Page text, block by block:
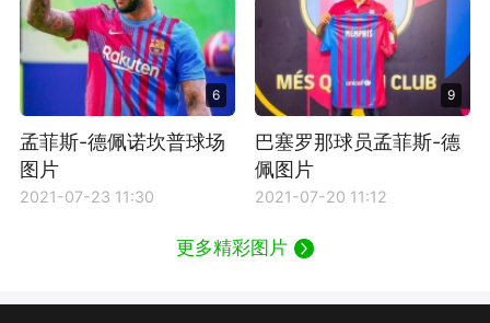
6
孟菲斯-德佩诺坎普球场
图片
2021-07-23 11:30
9
巴塞罗那球员孟菲斯-德
佩图片
2021-07-20 11:12
更多精彩图片